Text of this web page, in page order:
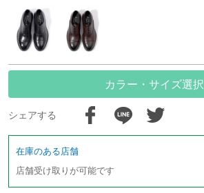
カラー・サイズ選択
シェアする
在庫のある店舗
店舗受け取りが可能です